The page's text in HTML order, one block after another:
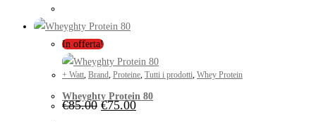
In offerta!
+ Watt, Brand, Proteine, Tutti i prodotti, Whey Protein
Wheyghty Protein 80
€85.00 €75.00